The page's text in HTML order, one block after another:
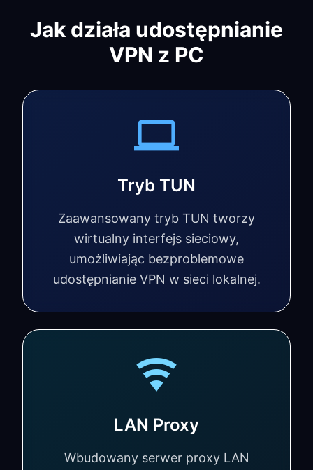
Jak działa udostępnianie
VPN z PC
Tryb TUN
Zaawansowany tryb TUN tworzy
wirtualny interfejs sieciowy,
umożliwiając bezproblemowe
udostępnianie VPN w sieci lokalnej.
LAN Proxy
Wbudowany serwer proxy LAN